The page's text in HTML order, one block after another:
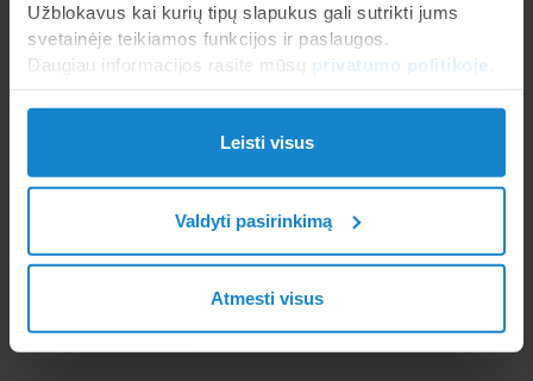
Užblokavus kai kurių tipų slapukus gali sutrikti jums
svetainėje teikiamos funkcijos ir paslaugos.
Daugiau informacijos rasite mūsų privatumo politikoje
Leisti visus
Valdyti pasirinkimą
Atmesti visus
www.serenissimacir.it